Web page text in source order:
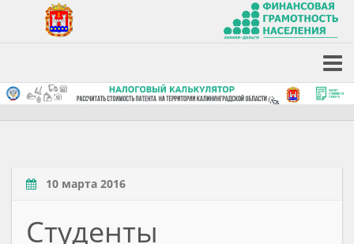
10 марта 2016
Студенты